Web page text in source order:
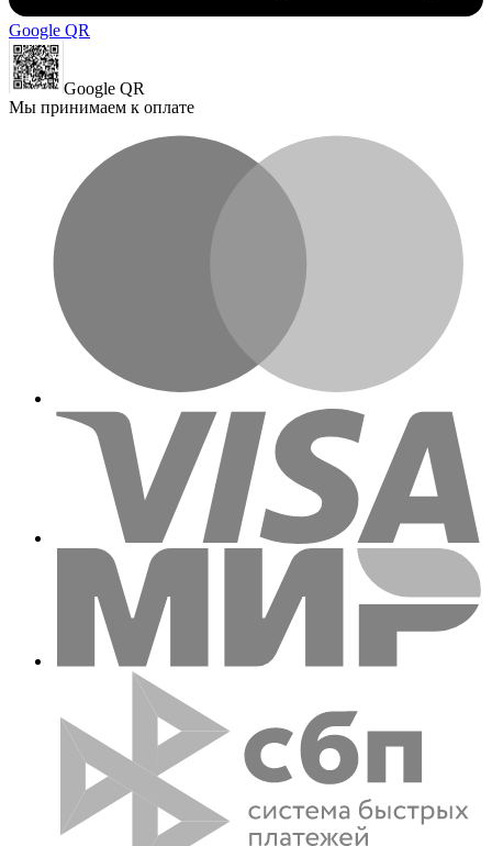
Google QR
Google QR
Мы принимаем к оплате